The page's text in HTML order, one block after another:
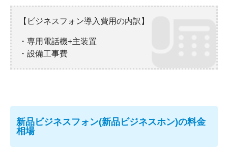
【ビジネスフォン導入費用の内訳】
専用電話機+主装置
設備工事費
新品ビジネスフォン(新品ビジネスホン)の料金
相場